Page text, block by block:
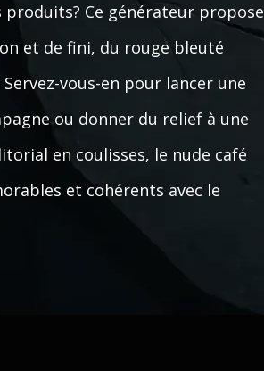
Ce générateur propose
et de fini, du rouge bleuté
vous-en pour lancer une
ou donner du relief à une
en coulisses, le nude café
et cohérents avec le